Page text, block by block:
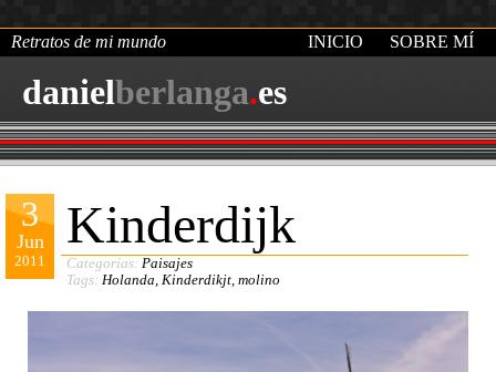
danielberlanga.es
Retratos de mi mundo INICIO SOBRE MÍ
Kinderdijk
3
Jun
2011 Categorías: Paisajes
Tags: Holanda, Kinderdikjt, molino